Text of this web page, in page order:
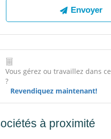
Vous gérez ou travaillez dans
?
Revendiquez maintenant!
à proximité